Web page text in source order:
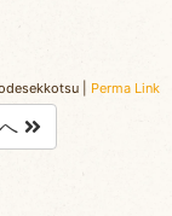
Perma Link